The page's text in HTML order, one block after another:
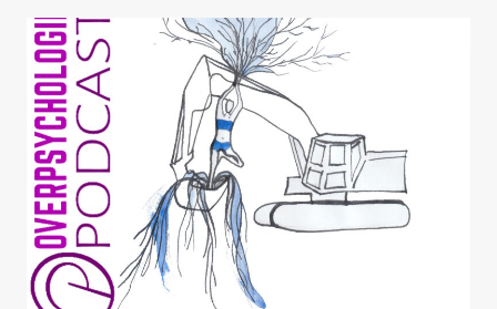
REAGEERT